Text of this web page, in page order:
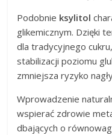
Podobnie ksylitol
glikemicznym. Dzięki
dla tradycyjnego
stabilizacji poziomu
zmniejsza ryzyko
Wprowadzenie
wspierać zdrowie
dbających o